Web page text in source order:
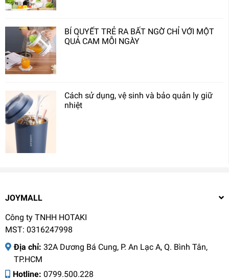
BÍ QUYẾT TRẺ RA BẤT NGỜ CHỈ VỚI MỘT
QUẢ CAM MỖI NGÀY
Cách sử dụng, vệ sinh và bảo quản ly giữ
nhiệt
JOYMALL
Công ty TNHH HOTAKI
MST: 0316247998
Địa chỉ: 32A Dương Bá Cung, P. An Lạc A, Q. Bình Tân,
TP.HCM
Hotline: 0799.500.228